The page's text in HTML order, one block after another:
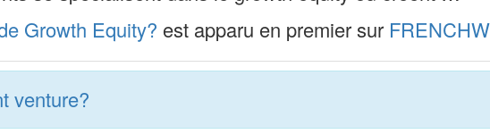
Growth Equity? est apparu en premier sur
venture?